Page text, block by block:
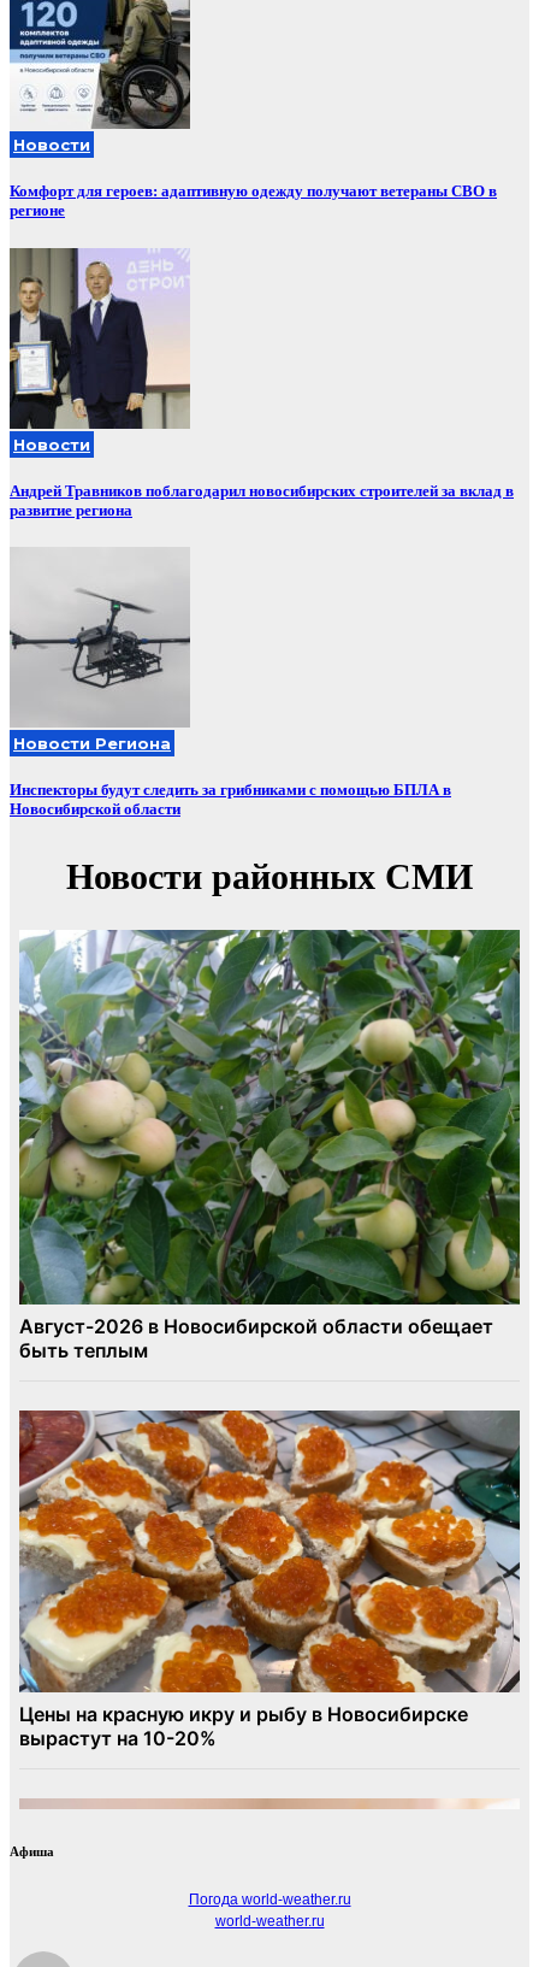
Новости
Комфорт для героев: адаптивную одежду получают ветераны СВО в
регионе
Новости
Андрей Травников поблагодарил новосибирских строителей за вклад в
развитие региона
Новости Региона
Инспекторы будут следить за грибниками с помощью БПЛА в
Новосибирской области
Афиша
Погода world-weather.ru
world-weather.ru